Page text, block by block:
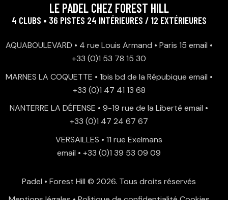
LE PADEL CHEZ FOREST HILL
4 CLUBS • 36 PISTES 24 INTÉRIEURES / 12 EXTÉRIEURES
AQUABOULEVARD • 4 rue Louis Armand • Paris 15 email •
+33 (0)1 53 78 15 30
MARNES LA COQUETTE • 1bis bd de la Répubique email •
+33 (0)1 47 41 13 68
NANTERRE LA DÉFENSE • 9-19 rue de la Liberté email •
+33 (0)1 47 24 67 67
VERSAILLES • 11 rue Exelmans
email • +33 (0)1 39 53 09 09
Padel • Forest Hill © 2026. Tous droits réservés